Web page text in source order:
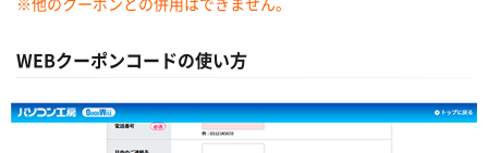
WEBクーポンコードの使い方